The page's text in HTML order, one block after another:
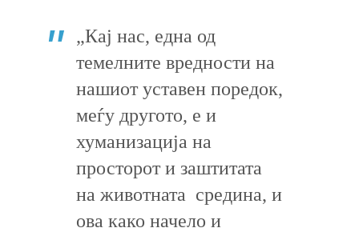
„Кај нас, една од
темелните вредности на
нашиот уставен поредок,
меѓу другото, е и
хуманизација на
просторот и заштитата
на животната средина, и
ова како начело и